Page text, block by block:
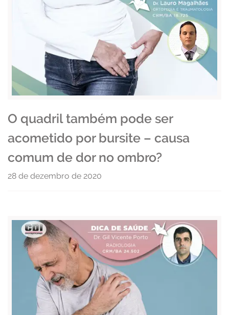
O quadril também pode ser
acometido por bursite – causa
comum de dor no ombro?
28 de dezembro de 2020